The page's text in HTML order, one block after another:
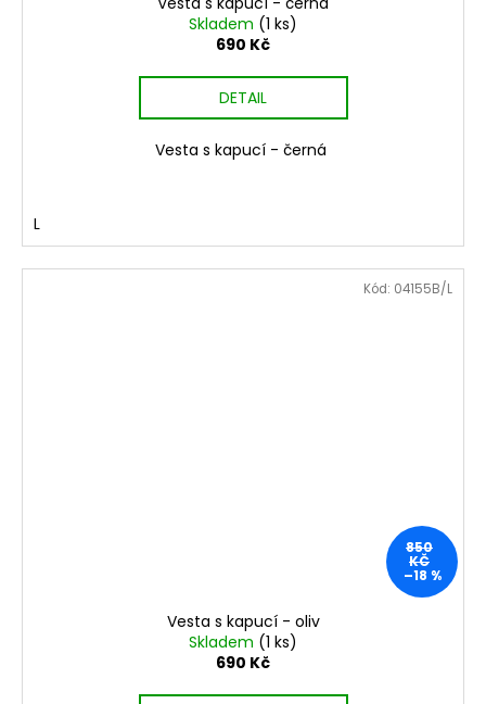
Skladem (1 ks)
690 Kč
DETAIL
Vesta s kapucí - černá
L
850
KČ
–18 %
Vesta s kapucí - oliv
Skladem (1 ks)
690 Kč
Kód: 04155B/L